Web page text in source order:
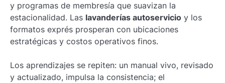
y programas de membresía que suavizan la
estacionalidad. Las lavanderías autoservicio y los
formatos exprés prosperan con ubicaciones
estratégicas y costos operativos finos.
Los aprendizajes se repiten: un manual vivo, revisado
y actualizado, impulsa la consistencia; el